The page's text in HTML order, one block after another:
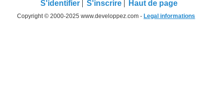
S'identifier S'inscrire Haut de page
Copyright © 2000-2025 www.developpez.com - Legal informations